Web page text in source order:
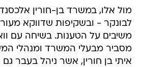
מול אלו, במשרד בן-חורין
לבונקר - ובשקיפות שדווקא
משיבים על הטענות. בשיחה עם
מסביר מבעלי המשרד ומנהלי
איתי בן חורין, אשר ניהל בעבר